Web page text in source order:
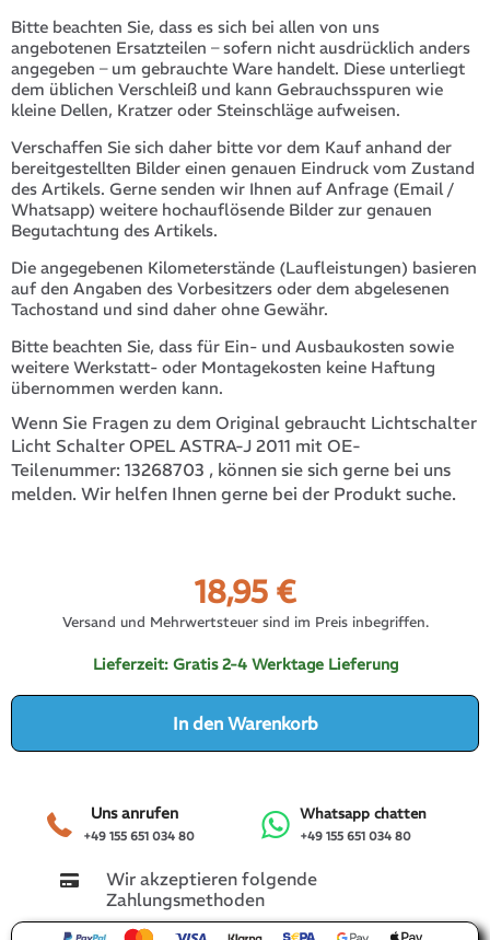
Bitte beachten Sie, dass es sich bei allen von uns
angebotenen Ersatzteilen – sofern nicht ausdrücklich anders
angegeben – um gebrauchte Ware handelt. Diese unterliegt
dem üblichen Verschleiß und kann Gebrauchsspuren wie
kleine Dellen, Kratzer oder Steinschläge aufweisen.
Verschaffen Sie sich daher bitte vor dem Kauf anhand der
bereitgestellten Bilder einen genauen Eindruck vom Zustand
des Artikels. Gerne senden wir Ihnen auf Anfrage (Email /
Whatsapp) weitere hochauflösende Bilder zur genauen
Begutachtung des Artikels.
Die angegebenen Kilometerstände (Laufleistungen) basieren
auf den Angaben des Vorbesitzers oder dem abgelesenen
Tachostand und sind daher ohne Gewähr.
Bitte beachten Sie, dass für Ein- und Ausbaukosten sowie
weitere Werkstatt- oder Montagekosten keine Haftung
übernommen werden kann.
Wenn Sie Fragen zu dem Original gebraucht Lichtschalter
Licht Schalter OPEL ASTRA-J 2011 mit OE-
Teilenummer: 13268703 , können sie sich gerne bei uns
melden. Wir helfen Ihnen gerne bei der Produkt suche.
18,95 €
Versand und Mehrwertsteuer sind im Preis inbegriffen.
Lieferzeit: Gratis 2-4 Werktage Lieferung
In den Warenkorb
+49 155 651 034 80
Uns anrufen
+49 155 651 034 80
Whatsapp chatten
Wir akzeptieren folgende
Zahlungsmethoden